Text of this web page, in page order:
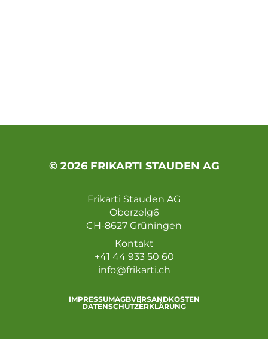
© 2026 FRIKARTI STAUDEN AG
Frikarti Stauden AG
Oberzelg6
CH-8627 Grüningen
Kontakt
+41 44 933 50 60
info@frikarti.ch
IMPRESSUMAGBVERSANDKOSTEN
DATENSCHUTZERKLÄRUNG